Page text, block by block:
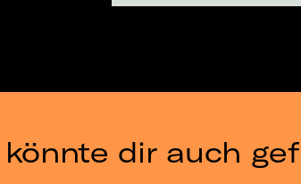
könnte dir auch